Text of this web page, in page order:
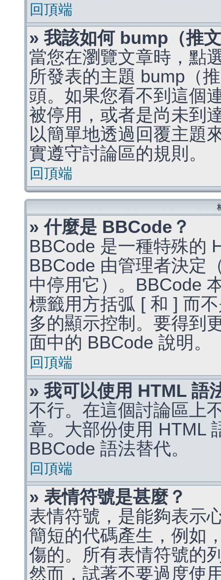
回頂端
» 我該如何 bump（推
當您在瀏覽文章時，點
所發表的主題 bump（
頭。如果您看不到這個
被停用，或者是尚未到
以簡單地透過回覆主題
實遵守討論區的規則。
回頂端
» 什麼是 BBCode？
BBCode 是一種特殊的
BBCode 由管理者決定
中停用它）。BBCode
標籤用方括弧 [ 和 ] 而
多的顯示控制。要得到
面中的 BBCode 說明。
回頂端
» 我可以使用 HTML 語
不行。在這個討論區上
章。大部份使用 HTML
BBCode 語法替代。
回頂端
» 表情符號是甚麼？
表情符號，是能夠表示
簡短的代碼產生，例如
傷的。所有表情符號的
然而，試著不要過度使